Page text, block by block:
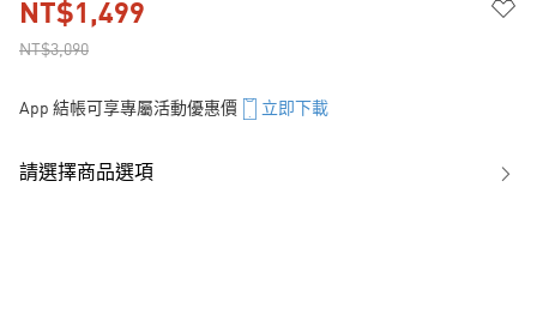
NT$3,090
NT$1,499
App 結帳可享專屬活動優惠價 立即下載
請選擇商品選項